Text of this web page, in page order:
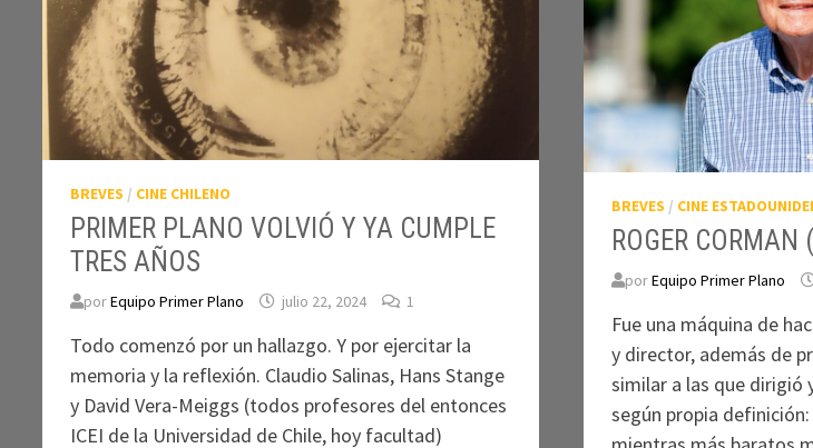
BREVES / CINE CHILENO
PRIMER PLANO VOLVIÓ Y YA CUMPLE
TRES AÑOS
porEquipo Primer Plano julio 22, 2024 1
Todo comenzó por un hallazgo. Y por ejercitar la
memoria y la reflexión. Claudio Salinas, Hans Stange
y David Vera-Meiggs (todos profesores del entonces
ICEI de la Universidad de Chile, hoy facultad)
BREVES / CINE
ROGER
porEquipo Primer Plano
Fue una máquina de
y director, además de
similar a las que dirigió
según propia